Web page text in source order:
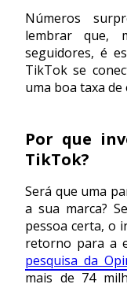
Números
lembrar que,
seguidores, é
TikTok se
uma boa taxa
Por que
TikTok?
Será que uma
a sua marca?
pessoa certa, o
retorno para a
pesquisa da
mais de 74